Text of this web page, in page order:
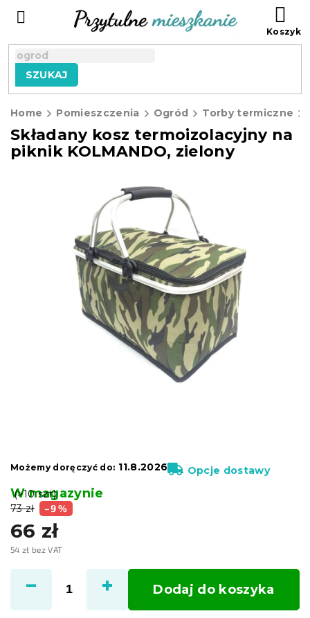
SZUKAJ
Home Pomieszczenia Ogród Torby termiczne
Składany kosz termoizolacyjny na
piknik KOLMANDO, zielony
73 zł –9 %
66 zł
54 zł bez VAT
jednostkowa:
W magazynie
(>10 szt)
Możemy doręczyć do: 11.8.2026 Opcje dostawy
Dodaj do koszyka